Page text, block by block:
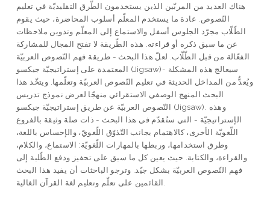
هناك العديد من المربّين الذين يستخدمون الطّرق التقليديّة في تعليم
النّصوص. عادة ما يستخدم المعلّم أسلوب المحاضرة، حيث يقوم
الطّلّاب مجرّد الجلوس أسفل والاستماع إلى المعلّم وتدوين ملاحظات
عن ما سبق ذكره أو قراءته. هذه الطّريقة لا تفتح المجال للمشاركة
الفعّالة من قبل الطّلّاب. لعلّ هذا البحث - طريقة فهم النّصوص العربيّة
المعتمدة على إستراتيجيّة جيكسو (Jigsaw)- سيعالج هذه المشكلة
ويُعدُّ من المداخل الحديثة في تعليم النّصوص العربيّة وتعلّمها. ويتخّذ هذا
البحث المنهج الوصفي الاستقرائي منهجًا لعرض نموذج تدريس
النّصوص العربيّة عن طريق إستراتيجيّة جيكسو (Jigsaw). وهذه
الإستراتيجيّة - التي ستُقدّم في هذا البحث - ذات صلة وثيقة بالفروع
اللّغويّة الأخرى، كالاهتمام بجانب التّذوّق اللّغويّ، والإحساس باللغة،
وطرق استخدامها، وربطها بالمهارات اللّغويّة: الاستماع، والكلام،
والقراءة، والكتابة. حيث يعين كل ما سبق على تحفيز ودفع الطّلبة إلى
فهم النّصوص العربيّة بشكل جيّد. وترجو الباحثات أن يفيد هذا البحث